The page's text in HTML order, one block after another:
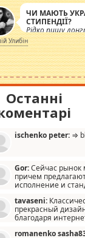
ЧИ МАЮТЬ
СТИПЕНДІЇ?
Рідко пишу
але вже просто
інсенуації
Штучно
катастрофа.
Улибін
Останні
ischenko peter: ⇒
Gor:Сейчас
причем
исполнение и
мало походит
и что
ненужных
tavaseni:
прекрасный
благодаря
romanenko